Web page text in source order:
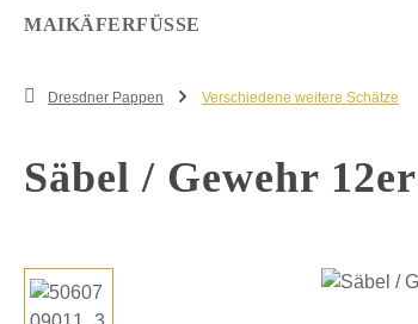
MAIKÄFERFÜSSE
Dresdner Pappen Verschiedene weitere Schätze
Säbel / Gewehr
Bildergalerie überspringen